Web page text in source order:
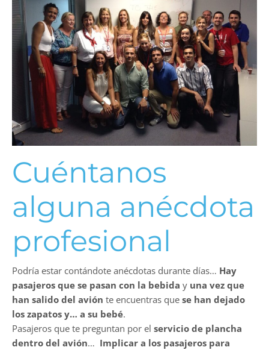
Cuéntanos
alguna anécdota
profesional
Podría estar contándote anécdotas durante días… Hay
pasajeros que se pasan con la bebida y una vez que
han salido del avión te encuentras que se han dejado
los zapatos y… a su bebé.
Pasajeros que te preguntan por el servicio de plancha
dentro del avión… Implicar a los pasajeros para